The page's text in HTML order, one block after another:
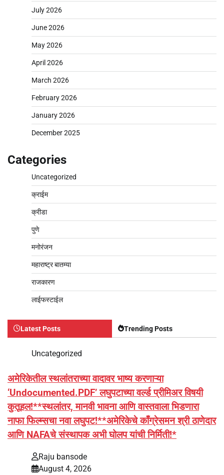
July 2026
June 2026
May 2026
April 2026
March 2026
February 2026
January 2026
December 2025
Categories
Uncategorized
क्राईम
क्रीडा
पुणे
मनोरंजन
महाराष्ट्र बातम्या
राजकारण
लाईफस्टाईल
Latest Posts Trending Posts
Uncategorized
अमेरिकेतील स्थलांतराच्या वादावर भाष्य करणाऱ्या
‘Undocumented.PDF’ लघुपटाच्या वर्ल्ड प्रीमिअर विषयी
कुतूहल!**स्थलांतर, मानवी भावना आणि वास्तवाला भिडणारा
नाफा फिल्म्सचा नवा लघुपट!**अमेरिकेचे काँग्रेसमन श्री ठाणेदार
आणि NAFAचे संस्थापक अभी घोलप यांची निर्मिती!*
Raju bansode
August 4, 2026